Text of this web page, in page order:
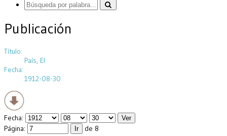
Publicación
Título:
País, El
Fecha:
1912-08-30
Fecha:
Página:
de 8